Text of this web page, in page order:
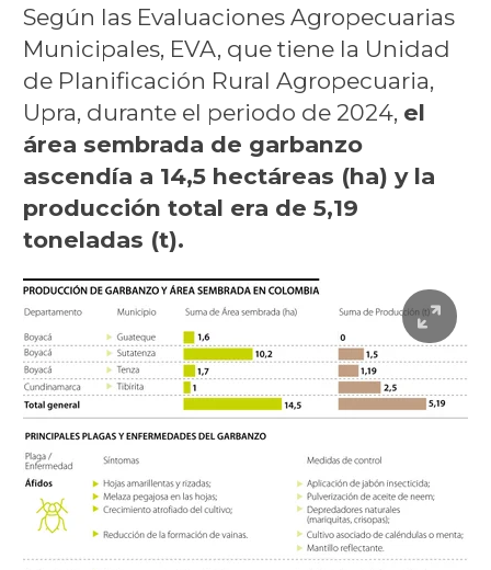
Según las Evaluaciones Agropecuarias
Municipales, EVA, que tiene la Unidad
de Planificación Rural Agropecuaria,
Upra, durante el periodo de 2024, el
área sembrada de garbanzo
ascendía a 14,5 hectáreas (ha) y la
producción total era de 5,19
toneladas (t).